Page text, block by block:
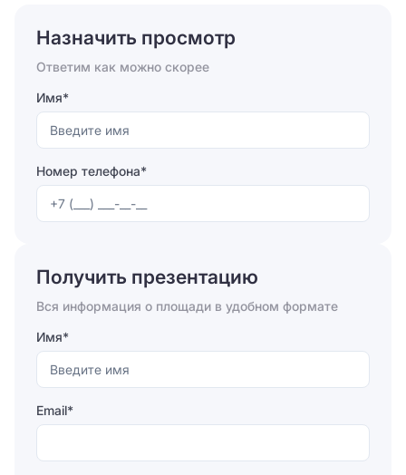
Назначить просмотр
Ответим как можно скорее
Имя*
Номер телефона*
Отправить
Получить презентацию
Вся информация о площади в удобном формате
Имя*
Email*